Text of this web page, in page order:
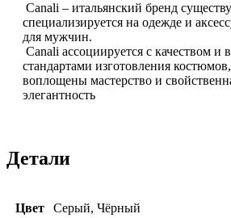
Canali – итальянский бренд
специализируется на одежде и
для мужчин.
Canali ассоциируется с качеством и
стандартами изготовления
воплощены мастерство и
элегантность
Детали
Цвет Серый, Чёрный